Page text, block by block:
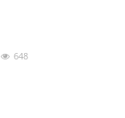
648